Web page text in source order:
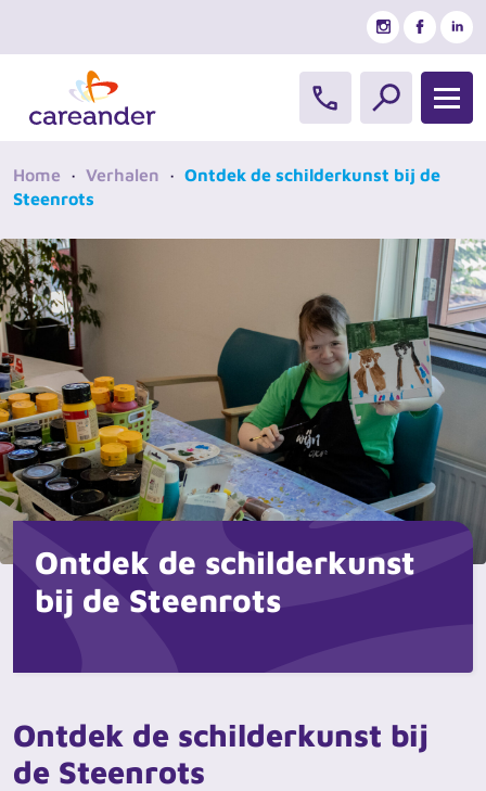
Home · Verhalen · Ontdek de schilderkunst bij de
Steenrots
Ontdek de schilderkunst
bij de Steenrots
Ontdek de schilderkunst bij
de Steenrots